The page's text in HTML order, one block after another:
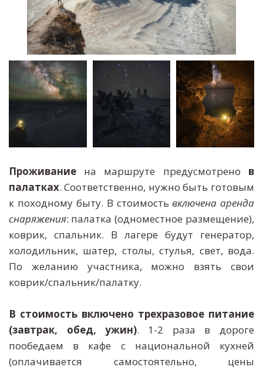
Проживание на маршруте предусмотрено в
палатках. Соответственно, нужно быть готовым
к походному быту. В стоимостьвключена аренда
снаряжения: палатка (одноместное размещение),
коврик, спальник. В лагере будут генератор,
холодильник, шатер, столы, стулья, свет, вода.
По желанию участника, можно взять свои
коврик/спальник/палатку.
В стоимость включено трехразовое питание
(завтрак, обед, ужин). 1-2 раза в дороге
пообедаем в кафе с национальной кухней
(оплачивается самостоятельно, цены